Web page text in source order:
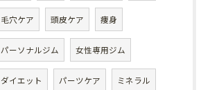
毛穴ケア 頭皮ケア 痩身
パーソナルジム 女性専用ジム
ダイエット パーツケア ミネラル